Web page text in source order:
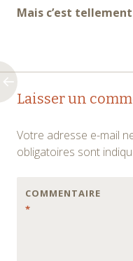
Mais c’est tellement
articles
←
→
Laisser un
Votre adresse e-mail
obligatoires sont
COMMENTAIRE
*